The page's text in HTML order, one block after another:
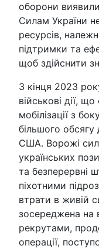
оборони
Силам України
ресурсів,
підтримки та
щоб здійснити
З кінця 2023
військові дії,
мобілізації з
більшого обсягу
США. Ворожі
українських
та безперервні
піхотними
втрати в живій
зосереджена на
рекрутами,
операції,